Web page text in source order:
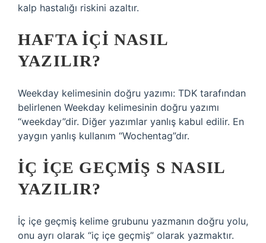
kalp hastalığı riskini azaltır.
HAFTA IÇI NASIL
YAZILIR?
Weekday kelimesinin doğru yazımı: TDK tarafından
belirlenen Weekday kelimesinin doğru yazımı
“weekday”dir. Diğer yazımlar yanlış kabul edilir. En
yaygın yanlış kullanım “Wochentag”dır.
İÇ IÇE GEÇMIŞ S NASIL
YAZILIR?
İç içe geçmiş kelime grubunu yazmanın doğru yolu,
onu ayrı olarak “iç içe geçmiş” olarak yazmaktır.